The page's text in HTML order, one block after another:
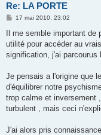
Re: LA PORTE
M
s
a
g
e
17 mai 2010, 23:02
Il me semble important
utilité pour accéder au
signification, j'ai
Je pensais a l'origine que
d'équilibrer notre
trop calme et inversement
turbulent , mais ceci
J'ai alors pris